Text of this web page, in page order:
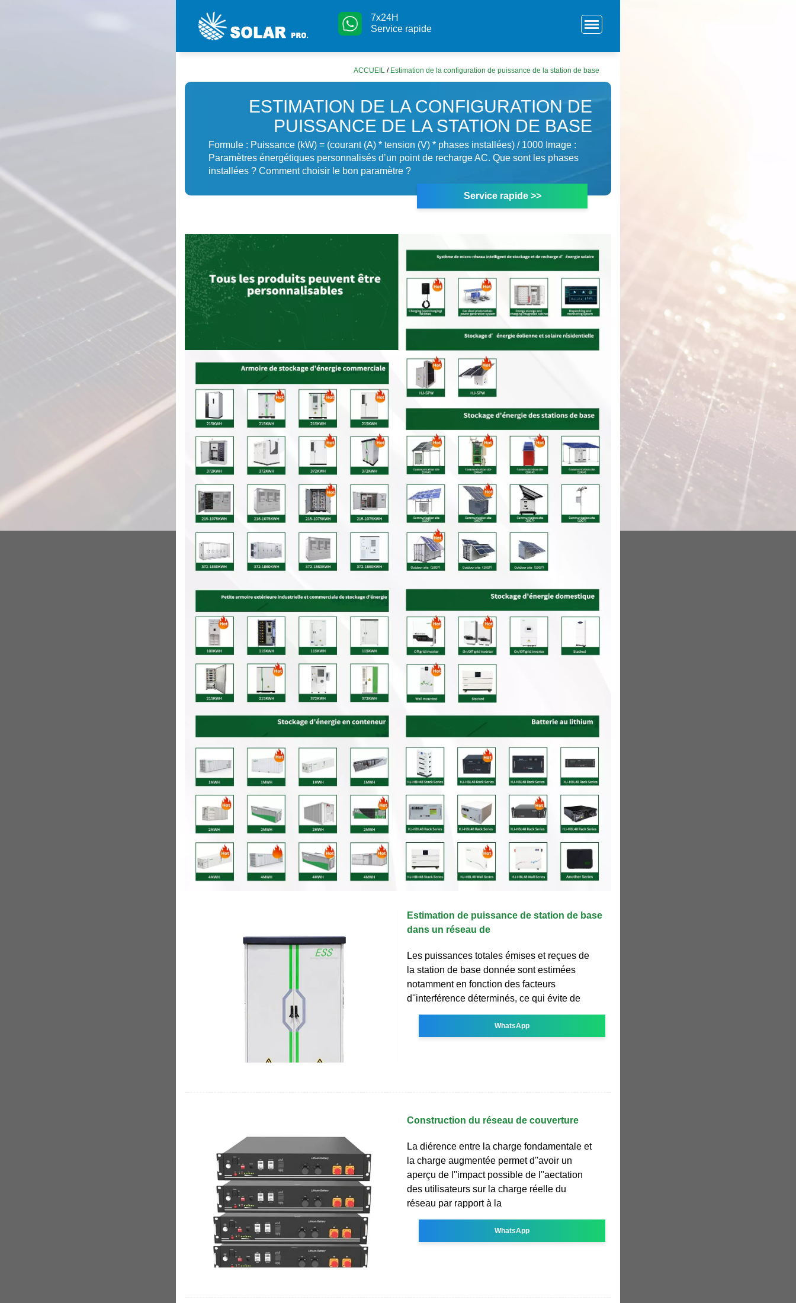
7x24H
Service rapide
ACCUEIL / Estimation de la configuration de puissance de la station de base
ESTIMATION DE LA CONFIGURATION DE
PUISSANCE DE LA STATION DE BASE
Formule : Puissance (kW) = (courant (A) * tension (V) * phases installées) / 1000 Image :
Paramètres énergétiques personnalisés d’un point de recharge AC. Que sont les phases
installées ? Comment choisir le bon paramètre ?
Service rapide >>
Estimation de puissance de station de base
dans un réseau de
Les puissances totales émises et reçues de
la station de base donnée sont estimées
notamment en fonction des facteurs
d''interférence déterminés, ce qui évite de
WhatsApp
Construction du réseau de couverture
La diérence entre la charge fondamentale et
la charge augmentée permet d''avoir un
aperçu de l''impact possible de l''aectation
des utilisateurs sur la charge réelle du
réseau par rapport à la
WhatsApp